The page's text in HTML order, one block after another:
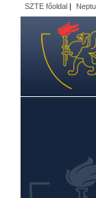
SZTE főoldal |